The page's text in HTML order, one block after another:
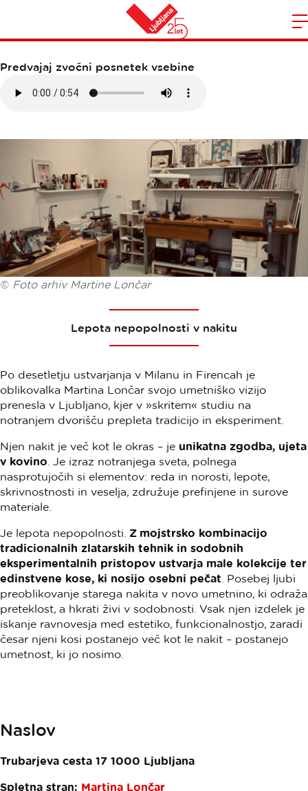
Domov
MARTINA LONČAR
Predvajaj zvočni posnetek vsebine
© Foto arhiv Martine Lončar
Lepota nepopolnosti v nakitu
Po desetletju ustvarjanja v Milanu in Firencah je
oblikovalka Martina Lončar svojo umetniško vizijo
prenesla v Ljubljano, kjer v »skritem« studiu na
notranjem dvorišču prepleta tradicijo in eksperiment.
Njen nakit je več kot le okras – je unikatna zgodba, ujeta
v kovino . Je izraz notranjega sveta, polnega
nasprotujočih si elementov: reda in norosti, lepote,
skrivnostnosti in veselja, združuje prefinjene in surove
materiale.
Je lepota nepopolnosti. Z mojstrsko kombinacijo
tradicionalnih zlatarskih tehnik in sodobnih
eksperimentalnih pristopov ustvarja male kolekcije ter
edinstvene kose, ki nosijo osebni pečat . Posebej ljubi
preoblikovanje starega nakita v novo umetnino, ki odraža
preteklost, a hkrati živi v sodobnosti. Vsak njen izdelek je
iskanje ravnovesja med estetiko, funkcionalnostjo, zaradi
česar njeni kosi postanejo več kot le nakit – postanejo
umetnost, ki jo nosimo.
Naslov
Trubarjeva cesta 17 1000 Ljubljana
Spletna stran: Martina Lončar